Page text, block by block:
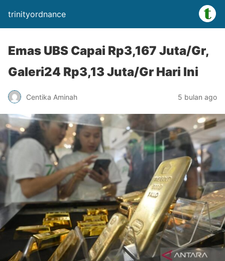
trinityordnance
Emas UBS Capai Rp3,167 Juta/Gr,
Galeri24 Rp3,13 Juta/Gr Hari Ini
Centika Aminah 5 bulan ago